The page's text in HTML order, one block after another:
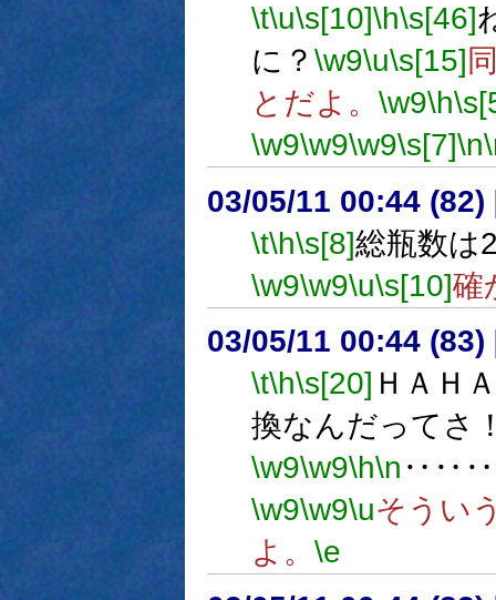
\t\u\s[10]\h\s[46]
に？ \w9\u\s[15]
とだよ。 \w9\h
\w9\w9\w9\s[7]\n
03/05/11 00:44 (82)
\t\h\s[8]総瓶数は
\w9\w9\u\s[10]確
03/05/11 00:44 (83)
\t\h\s[20] ＨＡＨ
換なんだってさ
\w9\w9\h\n
\w9\w9\uそうい
よ。 \e